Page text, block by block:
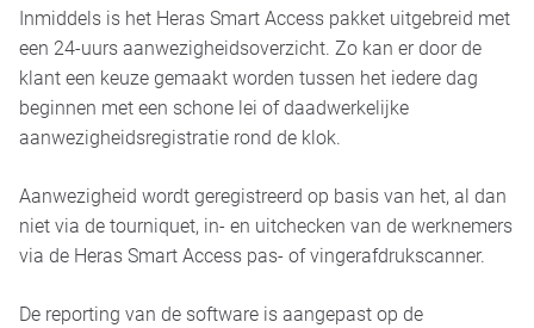
Inmiddels is het Heras Smart Access pakket uitgebreid met
een 24-uurs aanwezigheidsoverzicht. Zo kan er door de
klant een keuze gemaakt worden tussen het iedere dag
beginnen met een schone lei of daadwerkelijke
aanwezigheidsregistratie rond de klok.
Aanwezigheid wordt geregistreerd op basis van het, al dan
niet via de tourniquet, in- en uitchecken van de werknemers
via de Heras Smart Access pas- of vingerafdrukscanner.
De reporting van de software is aangepast op de